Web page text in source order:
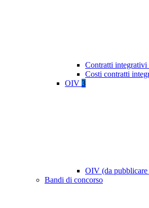
Contratti integrativi
Costi contratti
OIV 3
OIV (da pubblicare
Bandi di concorso